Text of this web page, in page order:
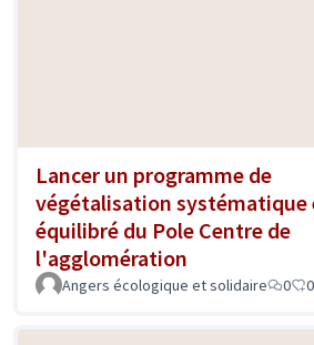
Lancer un programme de
végétalisation systématique
équilibré du Pole Centre de
l'agglomération
Angers écologique et solidaire 0 0